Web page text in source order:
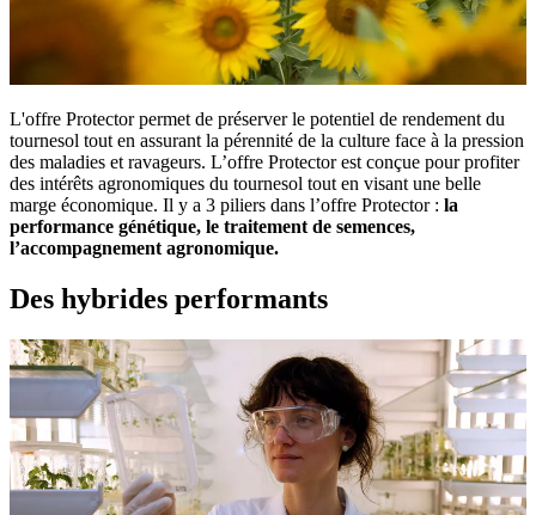
L'offre Protector permet de préserver le potentiel de rendement du
tournesol tout en assurant la pérennité de la culture face à la pression
des maladies et ravageurs. L’offre Protector est conçue pour profiter
des intérêts agronomiques du tournesol tout en visant une belle
marge économique. Il y a 3 piliers dans l’offre Protector : la
performance génétique, le traitement de semences,
l’accompagnement agronomique.
Des hybrides performants